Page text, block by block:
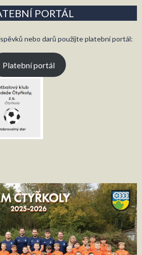
PORTÁL
nebo darů použijte platební portál:
Platební portál